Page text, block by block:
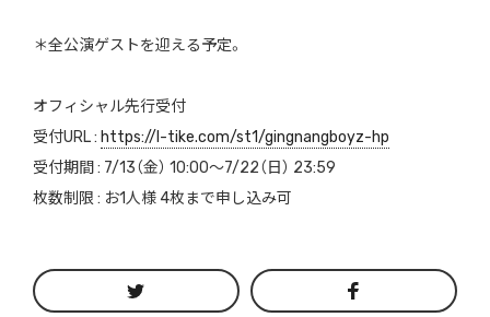
＊全公演ゲストを迎える予定。
オフィシャル先行受付
受付URL : https://l-tike.com/st1/gingnangboyz-hp
受付期間 : 7/13（金） 10:00〜7/22（日） 23:59
枚数制限 : お1人様 4枚まで申し込み可